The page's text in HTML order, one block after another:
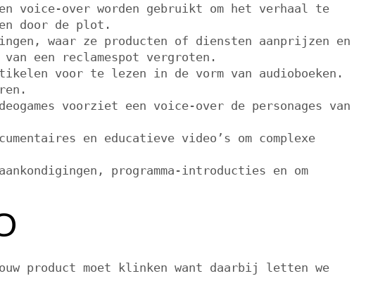
voice-over worden gebruikt om het verhaal te
door de plot.
waar ze producten of diensten aanprijzen en
een reclamespot vergroten.
voor te lezen in de vorm van audioboeken.
voorziet een voice-over de personages van
en educatieve video’s om complexe
programma-introducties en om
product moet klinken want daarbij letten we